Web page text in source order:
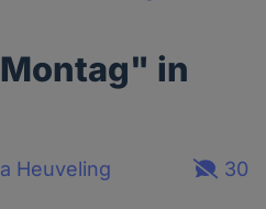
in
Heuveling
30